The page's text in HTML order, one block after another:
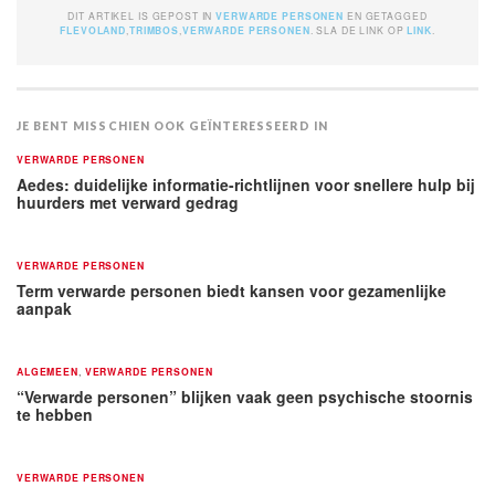
DIT ARTIKEL IS GEPOST INVERWARDE PERSONEN EN GETAGGED
FLEVOLAND TRIMBOS VERWARDE PERSONEN . SLA DE LINK OPLINK
JE BENT MISSCHIEN OOK GEÏNTERESSEERD IN
VERWARDE PERSONEN
Aedes: duidelijke informatie-richtlijnen voor snellere hulp bij
huurders met verward gedrag
VERWARDE PERSONEN
Term verwarde personen biedt kansen voor gezamenlijke
aanpak
ALGEMEEN VERWARDE PERSONEN
“Verwarde personen” blijken vaak geen psychische stoornis
te hebben
VERWARDE PERSONEN